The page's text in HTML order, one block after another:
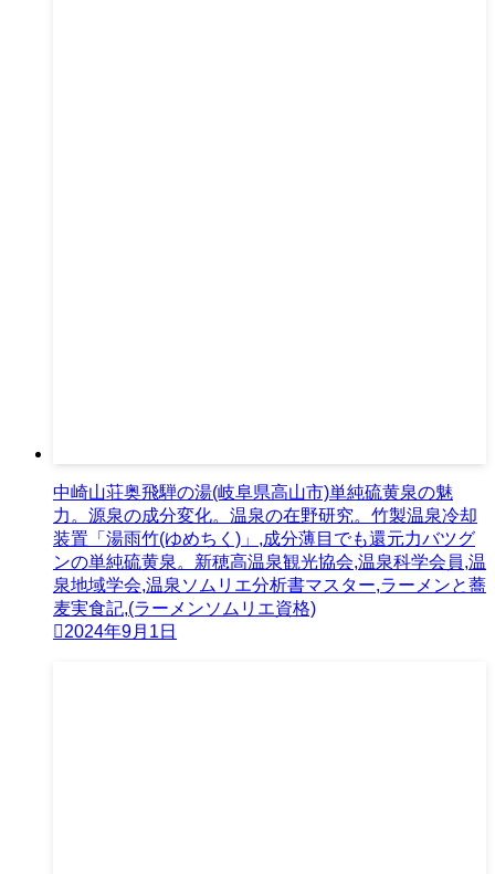
中崎山荘奥飛騨の湯(岐阜県高山市)単純硫黄泉の魅
力。源泉の成分変化。温泉の在野研究。竹製温泉冷却
装置「湯雨竹(ゆめちく)」,成分薄目でも還元力バツグ
ンの単純硫黄泉。新穂高温泉観光協会,温泉科学会員,温
泉地域学会,温泉ソムリエ分析書マスター,ラーメンと蕎
麦実食記,(ラーメンソムリエ資格)
2024年9月1日